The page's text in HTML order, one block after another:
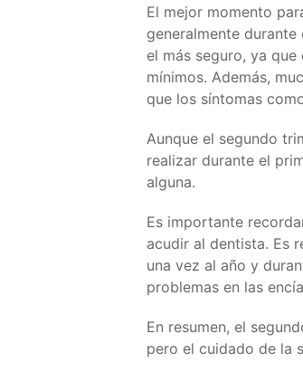
El mejor momento
generalmente durante
el más seguro, ya
mínimos. Además,
que los síntomas
Aunque el segundo
realizar durante el
alguna.
Es importante
acudir al dentista. Es
una vez al año y
problemas en las
En resumen, el
pero el cuidado de la